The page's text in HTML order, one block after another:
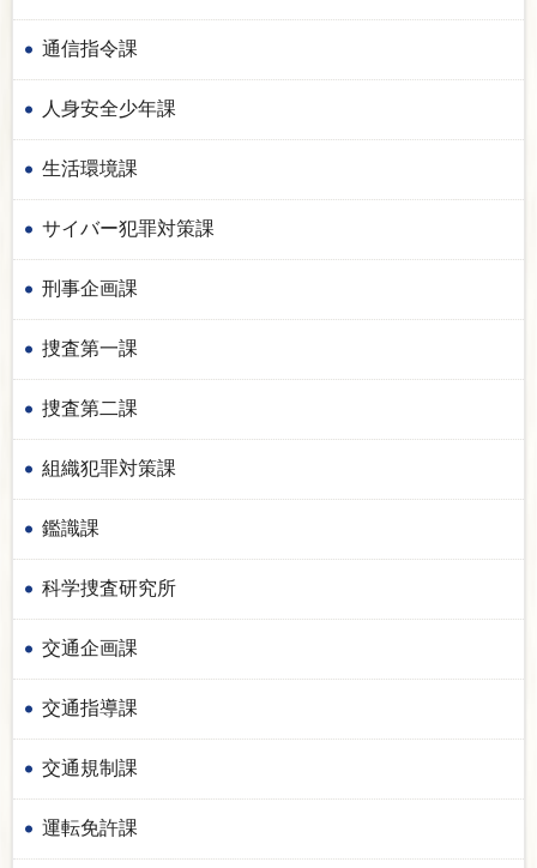
通信指令課
人身安全少年課
生活環境課
サイバー犯罪対策課
刑事企画課
捜査第一課
捜査第二課
組織犯罪対策課
鑑識課
科学捜査研究所
交通企画課
交通指導課
交通規制課
運転免許課